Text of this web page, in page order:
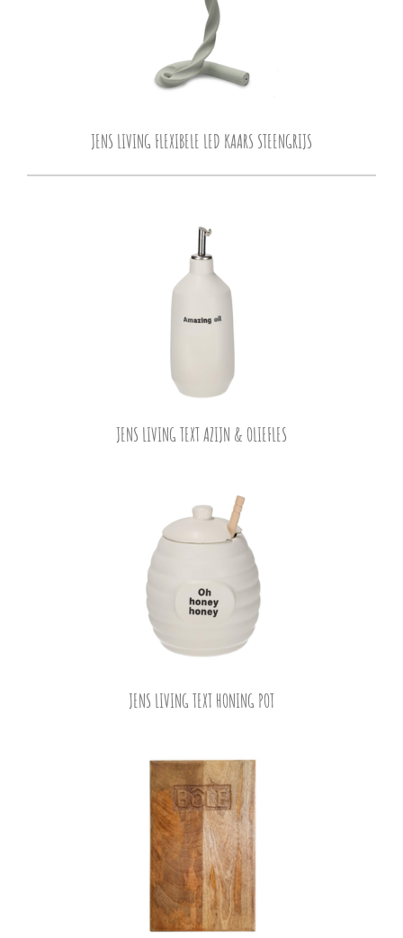
JENS LIVING FLEXIBELE LED KAARS STEENGRIJS
JENS LIVING TEXT AZIJN & OLIEFLES
JENS LIVING TEXT HONING POT